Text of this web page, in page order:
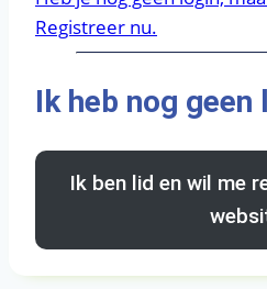
Registreer nu.
Ik heb nog geen
Ik ben lid en wil me